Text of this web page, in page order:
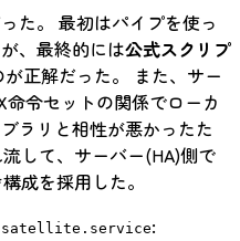
た。 最初はパイプを使っ
、最終的には公式スクリプ
が正解だった。 また、サー
命令セットの関係でローカ
ラリと相性が悪かったた
して、サーバー(HA)側で
成を採用した。
satellite.service: